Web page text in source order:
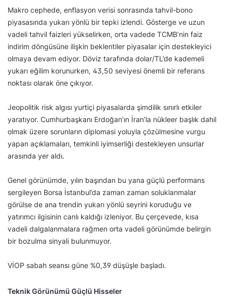
Makro cephede, enflasyon verisi sonrasında tahvil-bono
piyasasında yukarı yönlü bir tepki izlendi. Gösterge ve uzun
vadeli tahvil faizleri yükselirken, orta vadede TCMB’nin faiz
indirim döngüsüne ilişkin beklentiler piyasalar için destekleyici
olmaya devam ediyor. Döviz tarafında dolar/TL’de kademeli
yukarı eğilim korunurken, 43,50 seviyesi önemli bir referans
noktası olarak öne çıkıyor.
Jeopolitik risk algısı yurtiçi piyasalarda şimdilik sınırlı etkiler
yaratıyor. Cumhurbaşkanı Erdoğan’ın İran’la nükleer başlık dahil
olmak üzere sorunların diplomasi yoluyla çözülmesine vurgu
yapan açıklamaları, temkinli iyimserliği destekleyen unsurlar
arasında yer aldı.
Genel görünümde, yılın başından bu yana güçlü performans
sergileyen Borsa İstanbul’da zaman zaman soluklanmalar
görülse de ana trendin yukarı yönlü seyrini koruduğu ve
yatırımcı ilgisinin canlı kaldığı izleniyor. Bu çerçevede, kısa
vadeli dalgalanmalara rağmen orta vadeli görünümde belirgin
bir bozulma sinyali bulunmuyor.
VİOP sabah seansı güne %0,39 düşüşle başladı.
Teknik Görünümü Güçlü Hisseler